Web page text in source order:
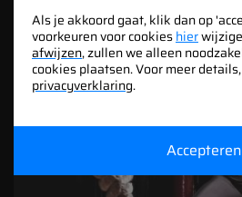
Als je akkoord gaat, klik dan op
voorkeuren voor cookieshier
afwijzen, zullen we alleen
cookies plaatsen. Voor meer
privacyverklaring.
Accepteren